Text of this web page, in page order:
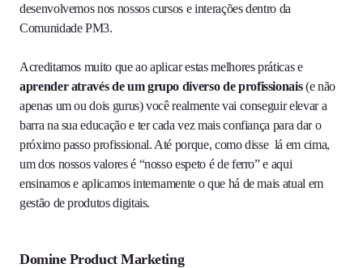
desenvolvemos nos nossos cursos e interações dentro da
Comunidade PM3.
Acreditamos muito que ao aplicar estas melhores práticas e
aprender através de um grupo diverso de profissionais(e não
apenas um ou dois gurus) você realmente vai conseguir elevar a
barra na sua educação e ter cada vez mais confiança para dar o
próximo passo profissional. Até porque, como disse lá em cima,
um dos nossos valores é “nosso espeto é de ferro” e aqui
ensinamos e aplicamos internamente o que há de mais atual em
gestão de produtos digitais.
Domine Product Marketing